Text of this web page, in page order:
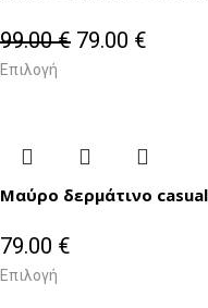
99.00€ 79.00 €
Επιλογή
Μαύρο δερμάτινο
79.00 €
Επιλογή